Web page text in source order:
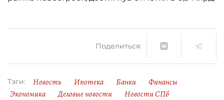
Поделиться:
Тэги: Новость Ипотека Банки
Финансы
Экономика
Деловые новости
Новости СПб